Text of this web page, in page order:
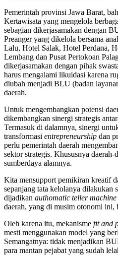
Pemerintah provinsi Jawa Barat,
Kertawisata yang mengelola
sebagian dikerjasamakan dengan
Preanger yang dikelola bersama
Lalu, Hotel Salak, Hotel Perdana,
Lembang dan Pusat Pertokoan
dikerjasamakan dengan pihak
harus mengalami likuidasi karena
diubah menjadi BLU (badan
daerah.
Untuk mengembangkan potensi
dikembangkan sinergi strategis
Termasuk di dalamnya, sinergi
transformasi entrepreneurship dan
perlu pemerintah daerah
sektor strategis. Khususnya
sumberdaya alamnya.
Kita mensupport pemikiran kreatif
sepanjang tata kelolanya dilakukan
dijadikan authomatic teller machine
daerah, yang di musim otonomi ini,
Oleh karena itu, mekanisme fit and
mesti menggunakan model yang
Semangatnya: tidak menjadikan
para mantan pejabat yang sudah